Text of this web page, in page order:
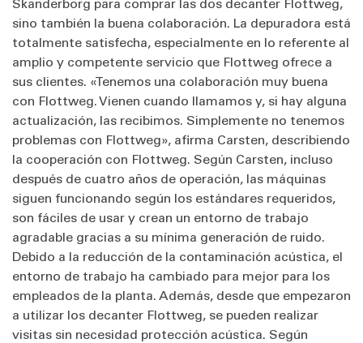
sino también la buena colaboración. La depuradora está
totalmente satisfecha, especialmente en lo referente al
amplio y competente servicio que Flottweg ofrece a
sus clientes. «Tenemos una colaboración muy buena
con Flottweg. Vienen cuando llamamos y, si hay alguna
actualización, las recibimos. Simplemente no tenemos
problemas con Flottweg», afirma Carsten, describiendo
la cooperación con Flottweg. Según Carsten, incluso
después de cuatro años de operación, las máquinas
siguen funcionando según los estándares requeridos,
son fáciles de usar y crean un entorno de trabajo
agradable gracias a su mínima generación de ruido.
Debido a la reducción de la contaminación acústica, el
entorno de trabajo ha cambiado para mejor para los
empleados de la planta. Además, desde que empezaron
a utilizar los decanter Flottweg, se pueden realizar
visitas sin necesidad protección acústica. Según